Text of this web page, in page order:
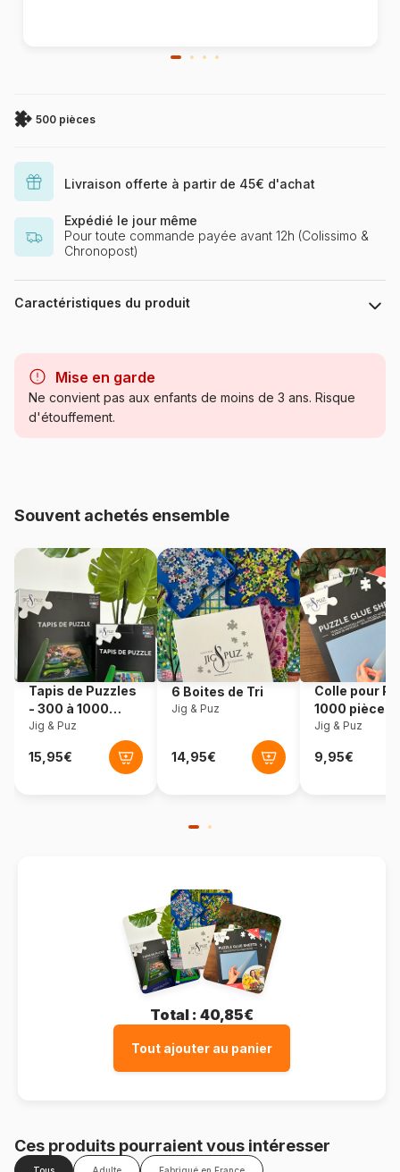
500 pièces
Livraison offerte à partir de 45€ d'achat
Expédié le jour même
Pour toute commande payée avant 12h (Colissimo &
Chronopost)
Caractéristiques du produit
Catégorie Puzzles - Anime et Mangas
Référence Dino-50285
EAN 8590878502857
Nombre de pièces 500 pièces
Dimensions 37 x 23 cm
Mise en garde
Ne convient pas aux enfants de moins de 3 ans. Risque
d'étouffement.
Souvent achetés ensemble
Tapis de Puzzles
- 300 à 1000
pièces
Jig & Puz
6 Boites de Tri
Jig & Puz
Colle pour
1000 pièces
Jig & Puz
Total : 40,85€
Tout ajouter au panier
Ces produits pourraient vous intéresser